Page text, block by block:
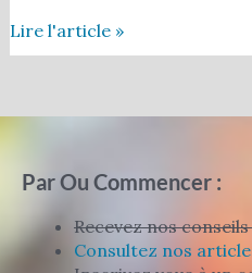
Lire l'article »
Par Ou Commencer :
Recevez nos
Consultez nos